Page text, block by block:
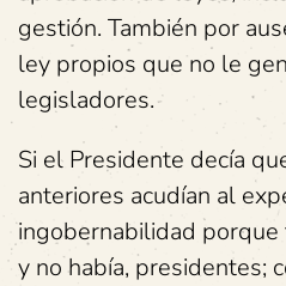
gestión. También por
ley propios que no le
legisladores.
Si el Presidente decía
anteriores acudían al
ingobernabilidad
y no había, presidentes;